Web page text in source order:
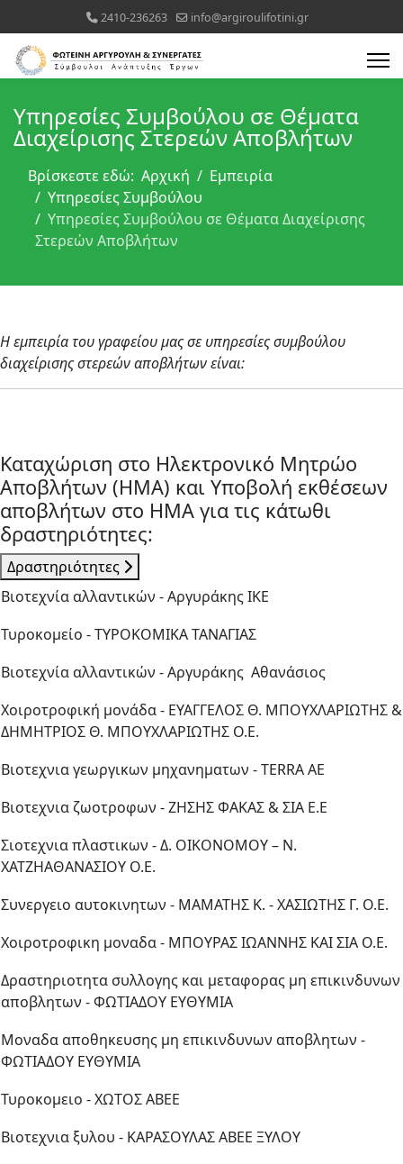
2410-236263 info@argiroulifotini.gr
Υπηρεσίες Συμβούλου σε Θέματα
Διαχείρισης Στερεών Αποβλήτων
Βρίσκεστε εδώ: Αρχική
Εμπειρία
Υπηρεσίες Συμβούλου
Υπηρεσίες Συμβούλου σε Θέματα Διαχείρισης
Στερεών Αποβλήτων
Η εμπειρία του γραφείου μας σε υπηρεσίες συμβούλου
διαχείρισης στερεών αποβλήτων είναι:
Καταχώριση στο Ηλεκτρονικό Μητρώο
Αποβλήτων (ΗΜΑ) και Υποβολή εκθέσεων
αποβλήτων στο ΗΜΑ για τις κάτωθι
δραστηριότητες:
Δραστηριότητες
Βιοτεχνία αλλαντικών - Αργυράκης ΙΚΕ
Τυροκομείο - ΤΥΡΟΚΟΜΙΚΑ ΤΑΝΑΓΙΑΣ
Βιοτεχνία αλλαντικών - Αργυράκης Αθανάσιος
Χοιροτροφική μονάδα - ΕΥΑΓΓΕΛΟΣ Θ. ΜΠΟΥΧΛΑΡΙΩΤΗΣ &
ΔΗΜΗΤΡΙΟΣ Θ. ΜΠΟΥΧΛΑΡΙΩΤΗΣ Ο.Ε.
Βιοτεχνια γεωργικων μηχανηματων - TERRA AE
Βιοτεχνια ζωοτροφων - ΖΗΣΗΣ ΦΑΚΑΣ & ΣΙΑ Ε.Ε
Σιοτεχνια πλαστικων - Δ. ΟΙΚΟΝΟΜΟΥ – Ν.
ΧΑΤΖΗΑΘΑΝΑΣΙΟΥ Ο.Ε.
Συνεργειο αυτοκινητων - ΜΑΜΑΤΗΣ Κ. - ΧΑΣΙΩΤΗΣ Γ. Ο.Ε.
Χοιροτροφικη μοναδα - ΜΠΟΥΡΑΣ ΙΩΑΝΝΗΣ ΚΑΙ ΣΙΑ Ο.Ε.
Δραστηριοτητα συλλογης και μεταφορας μη επικινδυνων
αποβλητων - ΦΩΤΙΑΔΟΥ ΕΥΘΥΜΙΑ
Μοναδα αποθηκευσης μη επικινδυνων αποβλητων -
ΦΩΤΙΑΔΟΥ ΕΥΘΥΜΙΑ
Τυροκομειο - ΧΩΤΟΣ ΑΒΕΕ
Βιοτεχνια ξυλου - ΚΑΡΑΣΟΥΛΑΣ ΑΒΕΕ ΞΥΛΟΥ